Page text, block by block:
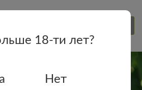
18-ти лет?
Нет